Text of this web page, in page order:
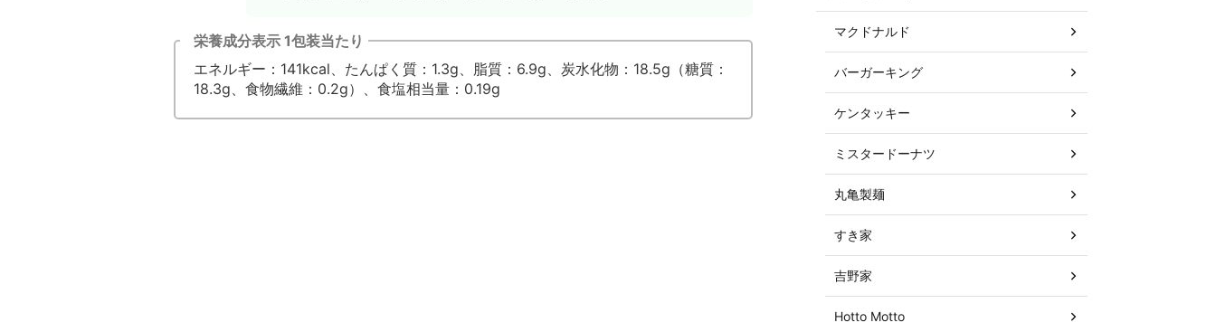
栄養成分表示 1包装当たり
エネルギー：141kcal、たんぱく質：1.3g、脂質：6.9g、炭水化物：18.5g（糖質：
18.3g、食物繊維：0.2g）、食塩相当量：0.19g
マクドナルド
バーガーキング
ケンタッキー
ミスタードーナツ
丸亀製麺
すき家
吉野家
Hotto Motto